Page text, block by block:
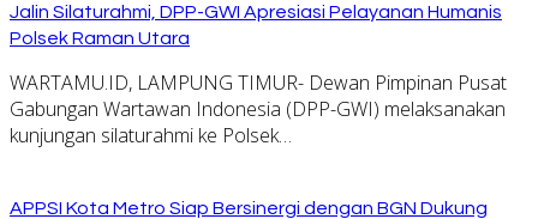
Jalin Silaturahmi, DPP-GWI Apresiasi Pelayanan Humanis
Polsek Raman Utara
WARTAMU.ID, LAMPUNG TIMUR- Dewan Pimpinan Pusat
Gabungan Wartawan Indonesia (DPP-GWI) melaksanakan
kunjungan silaturahmi ke Polsek…
APPSI Kota Metro Siap Bersinergi dengan BGN Dukung